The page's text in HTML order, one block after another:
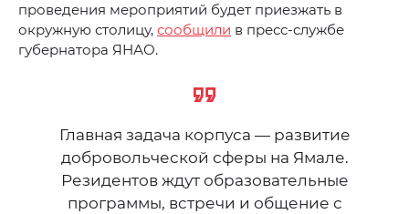
проведения мероприятий будет приезжать в
окружную столицу, сообщили в пресс-службе
губернатора ЯНАО.
Главная задача корпуса — развитие
добровольческой сферы на Ямале.
Резидентов ждут образовательные
программы, встречи и общение с